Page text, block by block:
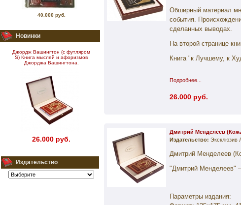
40.000 руб.
Новинки
Джордж Вашингтон (с футляром
S) Книга мыслей и афоризмов
Джорджа Вашингтона.
26.000 руб.
Издательство
Обширный материал
события.
сделанных выводах.
На второй странице
Книга "к Лучшему, к
Подробнее...
26.000 руб.
Дмитрий Менделеев
Издательство: Эксклюзив
Дмитрий Менделеев
"Дмитрий Менделеев"
Параметры издания: